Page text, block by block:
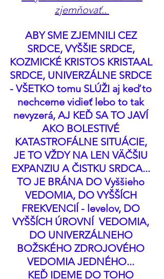
zjemňovať..
ABY SME ZJEMNILI CEZ
SRDCE, VYŠŠIE SRDCE,
KOZMICKÉ KRISTOS KRISTAAL
SRDCE, UNIVERZÁLNE SRDCE
- VŠETKO tomu SLÚŽI aj keď to
nechceme vidieť lebo to tak
nevyzerá, AJ KEĎ SA TO JAVÍ
AKO BOLESTIVÉ
KATASTROFÁLNE SITUÁCIE,
JE TO VŽDY NA LEN VÄČŠIU
EXPANZIU A ČISTKU SRDCA...
TO JE BRÁNA DO Vyššieho
VEDOMIA, DO VYŠŠÍCH
FREKVENCIÍ - levelov, DO
VYŠŠÍCH ÚROVNÍ  VEDOMIA,
DO UNIVERZÁLNEHO
BOŽSKÉHO ZDROJOVÉHO
VEDOMIA JEDNÉHO...
KEĎ IDEME DO TOHO